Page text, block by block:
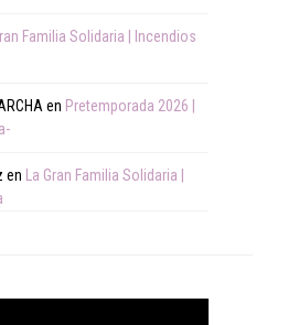
Familia Solidaria | Incendios
en Pretemporada 2026 |
en
La Gran Familia Solidaria |